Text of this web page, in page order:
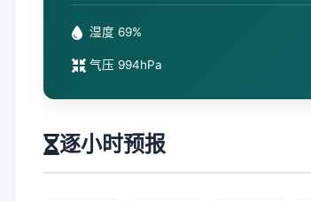
湿度 69%
气压 994hPa
逐小时预报